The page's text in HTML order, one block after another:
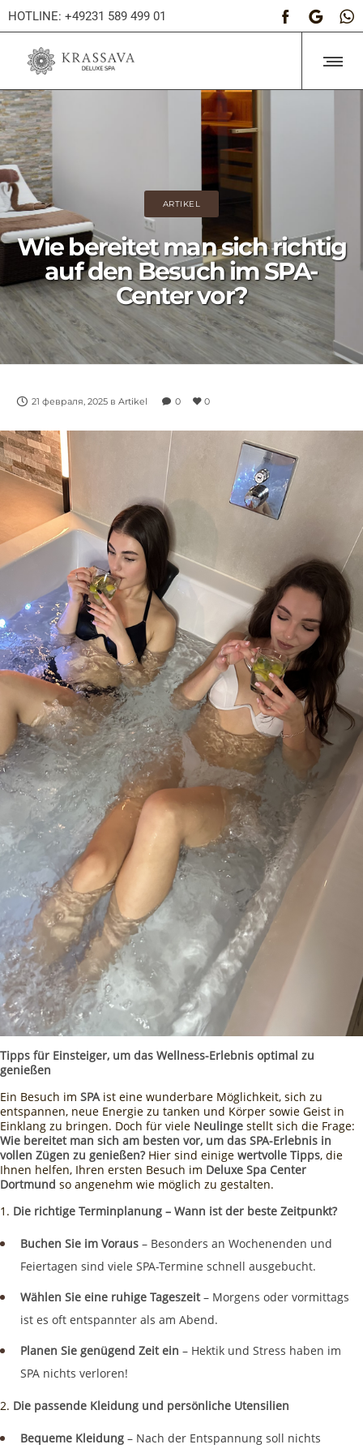
HOTLINE: +49231 589 499 01
ARTIKEL
Wie bereitet man sich richtig
auf den Besuch im SPA-
Center vor?
21 февраля, 2025 в Artikel 0 0
Tipps für Einsteiger, um das Wellness-Erlebnis optimal zu
genießen
Ein Besuch im SPAist eine wunderbare Möglichkeit, sich zu
entspannen, neue Energie zu tanken und Körper sowie Geist in
Einklang zu bringen. Doch für viele Neulinge stellt sich die Frage:
Wie bereitet man sich am besten vor, um das SPA-Erlebnis in
vollen Zügen zu genießen? Hier sind einige wertvolle Tipps, die
Ihnen helfen, Ihren ersten Besuch im Deluxe Spa Center
Dortmund so angenehm wie möglich zu gestalten.
Die richtige Terminplanung – Wann ist der beste Zeitpunkt?
Buchen Sie im Voraus – Besonders an Wochenenden und
Feiertagen sind viele SPA-Termine schnell ausgebucht.
Wählen Sie eine ruhige Tageszeit– Morgens oder vormittags
ist es oft entspannter als am Abend.
Planen Sie genügend Zeit ein – Hektik und Stress haben im
SPA nichts verloren!
Die passende Kleidung und persönliche Utensilien
Bequeme Kleidung – Nach der Entspannung soll nichts